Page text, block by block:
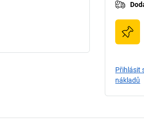
Přihlásit
nákladů